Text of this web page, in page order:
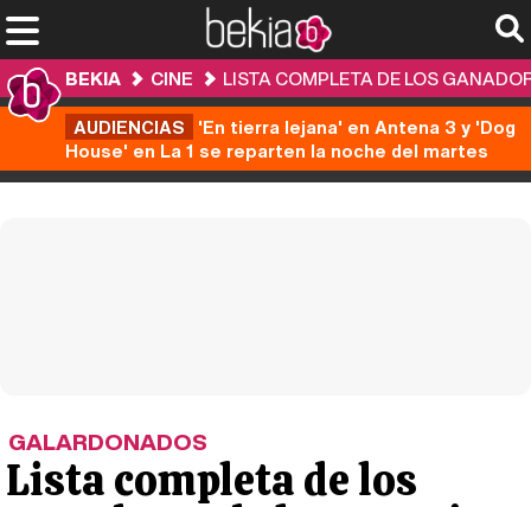
BEKIA CINE
LISTA COMPLETA DE LOS
AUDIENCIAS 'En tierra lejana' en Antena 3 y 'Dog
House' en La 1 se reparten la noche del martes
GALARDONADOS
Lista completa de los